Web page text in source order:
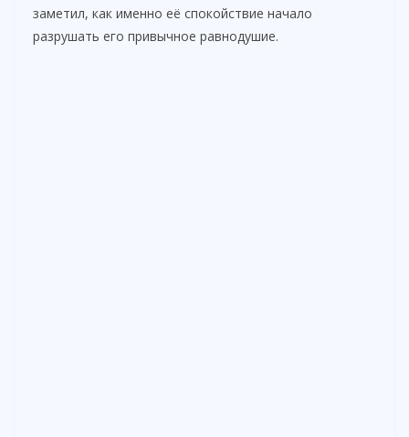
заметил, как именно её спокойствие начало
разрушать его привычное равнодушие.